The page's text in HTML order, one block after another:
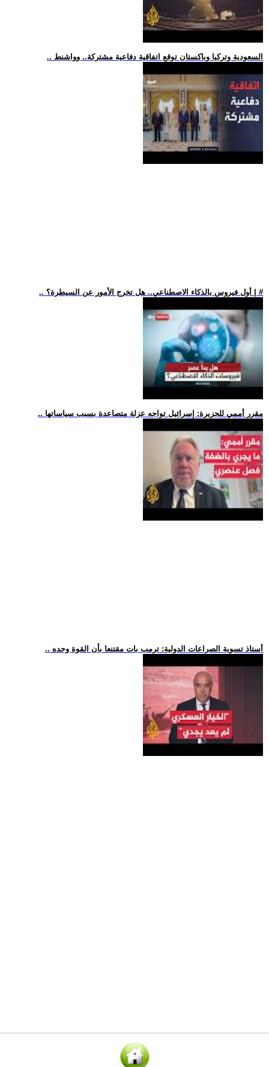
.. السعودية وتركيا وباكستان توقع اتفاقية دفاعية مشتركة.. وواشنط
.. أول فيروس بالذكاء الاصطناعي.. هل تخرج الأمور عن السيطرة؟ | #
.. مقرر أممي للجزيرة: إسرائيل تواجه عزلة متصاعدة بسبب سياساتها
.. أستاذ تسوية الصراعات الدولية: ترمب بات مقتنعا بأن القوة وحده